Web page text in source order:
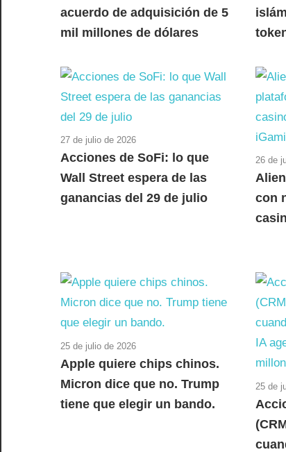
acuerdo de adquisición de 5
mil millones de dólares
27 de julio de 2026
Acciones de SoFi: lo que
Wall Street espera de las
ganancias del 29 de julio
26 de
con
25 de julio de 2026
Apple quiere chips chinos.
Micron dice que no. Trump
tiene que elegir un bando.
25 de